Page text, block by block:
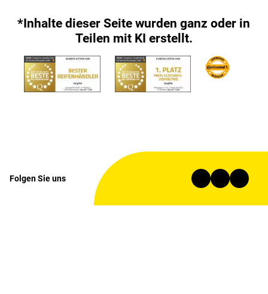
*Inhalte dieser Seite wurden ganz oder in
Teilen mit KI erstellt.
Folgen Sie uns